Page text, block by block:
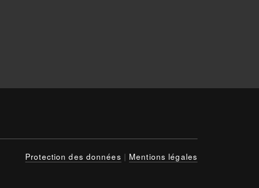
Protection des données | Mentions légales